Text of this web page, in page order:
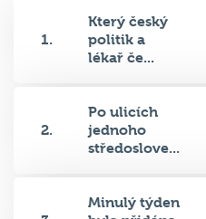
1.
Který český
politik a
lékař če...
2.
Po ulicích
jednoho
středoslove...
Minulý týden